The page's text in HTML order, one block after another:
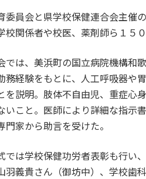
委員会と県学校保健連合会主催
校関係者や校医、薬剤師ら１５
では、美浜町の国立病院機構和
務経験をもとに、人工呼吸器や
を説明。肢体不自由児、重症心
いこと。医師により詳細な指示
門家から助言を受けた。
では学校保健功労者表彰も行い
羽義貴さん（御坊中）、学校歯